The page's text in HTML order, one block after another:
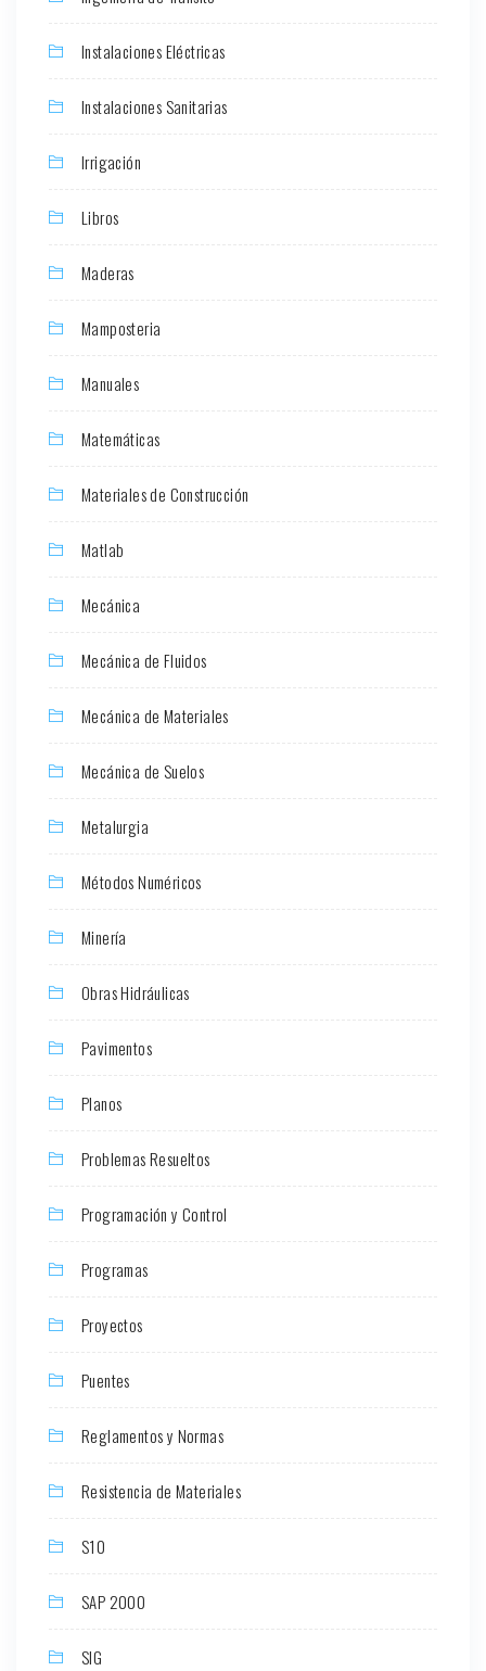
Instalaciones Eléctricas
Instalaciones Sanitarias
Irrigación
Libros
Maderas
Mamposteria
Manuales
Matemáticas
Materiales de Construcción
Matlab
Mecánica
Mecánica de Fluidos
Mecánica de Materiales
Mecánica de Suelos
Metalurgia
Métodos Numéricos
Minería
Obras Hidráulicas
Pavimentos
Planos
Problemas Resueltos
Programación y Control
Programas
Proyectos
Puentes
Reglamentos y Normas
Resistencia de Materiales
S10
SAP 2000
SIG